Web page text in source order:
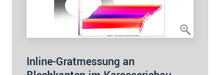
Inline-Gratmessung an